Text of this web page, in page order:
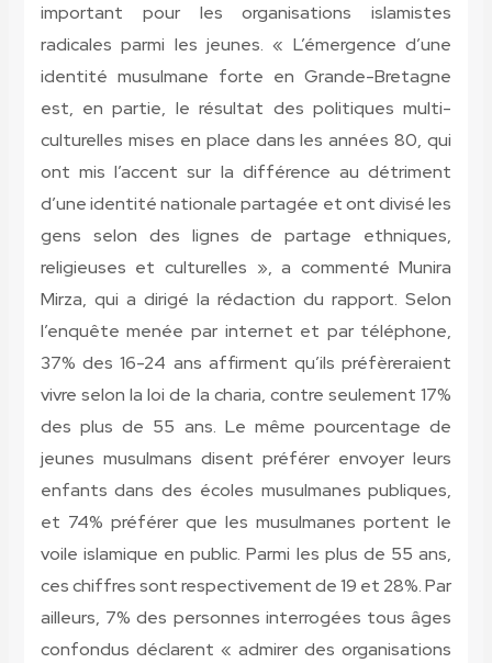
important pour les organisations islamistes
radicales parmi les jeunes. « L’émergence d’une
identité musulmane forte en Grande-Bretagne
est, en partie, le résultat des politiques multi-
culturelles mises en place dans les années 80, qui
ont mis l’accent sur la différence au détriment
d’une identité nationale partagée et ont divisé les
gens selon des lignes de partage ethniques,
religieuses et culturelles », a commenté Munira
Mirza, qui a dirigé la rédaction du rapport. Selon
l’enquête menée par internet et par téléphone,
37% des 16-24 ans affirment qu’ils préfèreraient
vivre selon la loi de la charia, contre seulement 17%
des plus de 55 ans. Le même pourcentage de
jeunes musulmans disent préférer envoyer leurs
enfants dans des écoles musulmanes publiques,
et 74% préférer que les musulmanes portent le
voile islamique en public. Parmi les plus de 55 ans,
ces chiffres sont respectivement de 19 et 28%. Par
ailleurs, 7% des personnes interrogées tous âges
confondus déclarent « admirer des organisations